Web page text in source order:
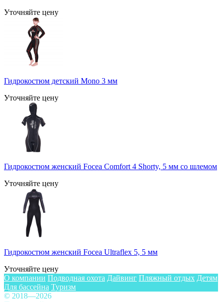
Уточняйте цену
Гидрокостюм детский Mono 3 мм
Уточняйте цену
Гидрокостюм женский Focea Comfort 4 Shorty, 5 мм со шлемом
Уточняйте цену
Гидрокостюм женский Focea Ultraflex 5, 5 мм
Уточняйте цену
О компании Подводная охота Дайвинг Пляжный отдых Детям
Для бассейна Туризм
© 2018—2026